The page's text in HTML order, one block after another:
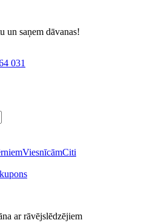
un saņem dāvanas!
031
ViesnīcāmCiti
ar rāvējslēdzējiem